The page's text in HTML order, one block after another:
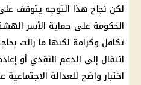
لكن نجاح هذا التوجه يتوقف
الحكومة على حماية الأسر
تكافل وكرامة لكنها ما زالت
انتقال إلى الدعم النقدي أو
اختبار واضح للعدالة